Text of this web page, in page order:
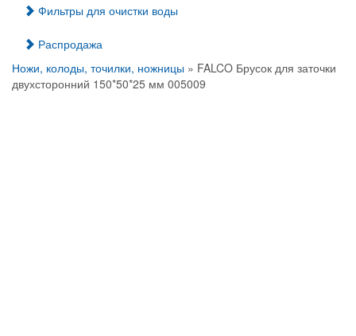
Фильтры для очистки воды
Распродажа
Ножи, колоды, точилки, ножницы » FALCO Брусок для заточки
двухсторонний 150*50*25 мм 005009